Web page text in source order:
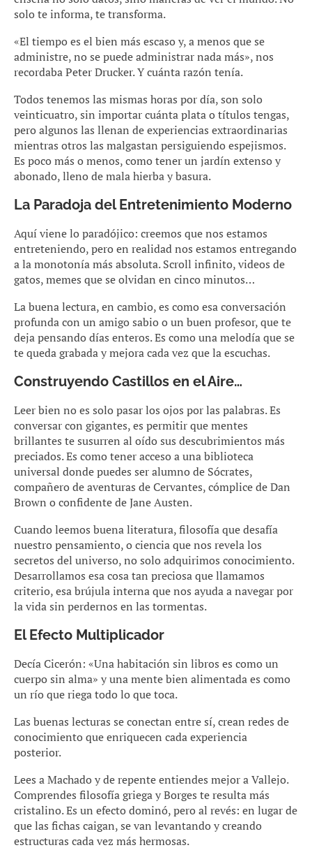
solo te informa, te transforma.
«El tiempo es el bien más escaso y, a menos que se
administre, no se puede administrar nada más», nos
recordaba Peter Drucker. Y cuánta razón tenía.
Todos tenemos las mismas horas por día, son solo
veinticuatro, sin importar cuánta plata o títulos tengas,
pero algunos las llenan de experiencias extraordinarias
mientras otros las malgastan persiguiendo espejismos.
Es poco más o menos, como tener un jardín extenso y
abonado, lleno de mala hierba y basura.
La Paradoja del Entretenimiento Moderno
Aquí viene lo paradójico: creemos que nos estamos
entreteniendo, pero en realidad nos estamos entregando
a la monotonía más absoluta. Scroll infinito, videos de
gatos, memes que se olvidan en cinco minutos…
La buena lectura, en cambio, es como esa conversación
profunda con un amigo sabio o un buen profesor, que te
deja pensando días enteros. Es como una melodía que se
te queda grabada y mejora cada vez que la escuchas.
Construyendo Castillos en el Aire…
Leer bien no es solo pasar los ojos por las palabras. Es
conversar con gigantes, es permitir que mentes
brillantes te susurren al oído sus descubrimientos más
preciados. Es como tener acceso a una biblioteca
universal donde puedes ser alumno de Sócrates,
compañero de aventuras de Cervantes, cómplice de Dan
Brown o confidente de Jane Austen.
Cuando leemos buena literatura, filosofía que desafía
nuestro pensamiento, o ciencia que nos revela los
secretos del universo, no solo adquirimos conocimiento.
Desarrollamos esa cosa tan preciosa que llamamos
criterio, esa brújula interna que nos ayuda a navegar por
la vida sin perdernos en las tormentas.
El Efecto Multiplicador
Decía Cicerón: «Una habitación sin libros es como un
cuerpo sin alma» y una mente bien alimentada es como
un río que riega todo lo que toca.
Las buenas lecturas se conectan entre sí, crean redes de
conocimiento que enriquecen cada experiencia
posterior.
Lees a Machado y de repente entiendes mejor a Vallejo.
Comprendes filosofía griega y Borges te resulta más
cristalino. Es un efecto dominó, pero al revés: en lugar de
que las fichas caigan, se van levantando y creando
estructuras cada vez más hermosas.